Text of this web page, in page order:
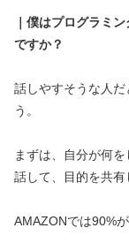
｜僕はプログラミ
ですか？
話しやすそうな人
う。
まずは、自分が何
話して、目的を共有
AMAZONでは90%